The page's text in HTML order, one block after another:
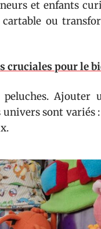
et enfants
ou
cruciales pour le
Ajouter
sont variés